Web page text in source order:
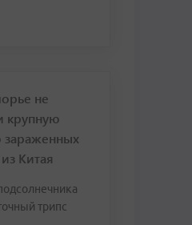
не
крупную
зараженных
Китая
трипс